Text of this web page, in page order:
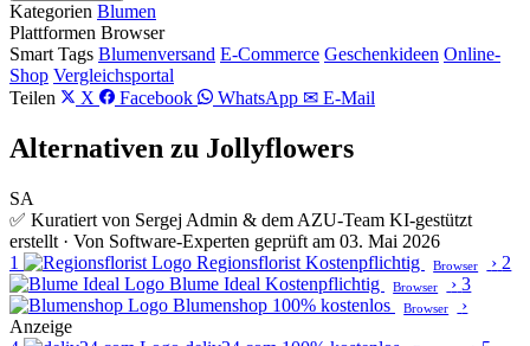
Kategorien Blumen
Plattformen Browser
Smart Tags Blumenversand E-Commerce Geschenkideen Online-
Shop Vergleichsportal
Teilen
X Facebook WhatsApp ✉ E-Mail
Alternativen zu Jollyflowers
SA
✅ Kuratiert von Sergej Admin & dem AZU-Team KI-gestützt
erstellt · Von Software-Experten geprüft am 03. Mai 2026
1
Regionsflorist Kostenpflichtig Browser › 2
Blume Ideal Kostenpflichtig Browser › 3
Blumenshop 100% kostenlos Browser
›
Anzeige